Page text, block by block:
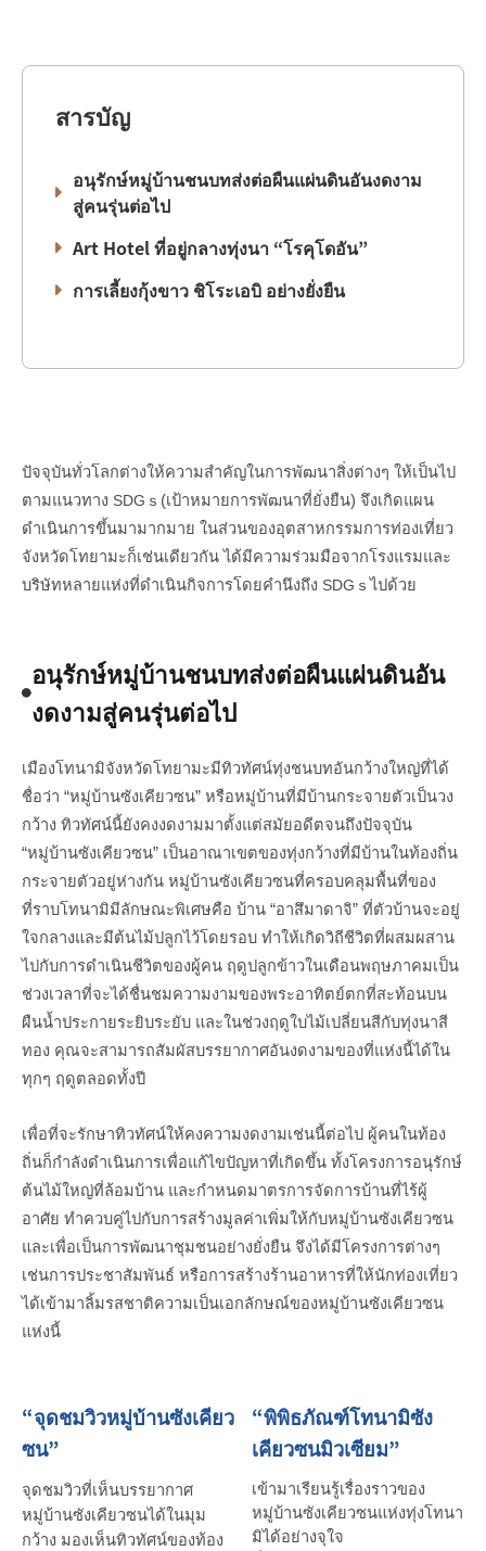
สารบัญ
อนุรักษ์หมู่บ้านชนบทส่งต่อผืนแผ่นดินอันงดงาม
สู่คนรุ่นต่อไป
Art Hotel ที่อยู่กลางทุ่งนา “โรคุโดอัน”
การเลี้ยงกุ้งขาว ชิโระเอบิ อย่างยั่งยืน
ปัจจุบันทั่วโลกต่างให้ความสำคัญในการพัฒนาสิ่งต่างๆ ให้เป็นไป
ตามแนวทาง SDG ｓ (เป้าหมายการพัฒนาที่ยั่งยืน) จึงเกิดแผน
ดำเนินการขึ้นมามากมาย ในส่วนของอุตสาหกรรมการท่องเที่ยว
จังหวัดโทยามะก็เช่นเดียวกัน ได้มีความร่วมมือจากโรงแรมและ
บริษัทหลายแห่งที่ดำเนินกิจการโดยคำนึงถึง SDG ｓ ไปด้วย
อนุรักษ์หมู่บ้านชนบทส่งต่อผืนแผ่นดินอัน
งดงามสู่คนรุ่นต่อไป
เมืองโทนามิจังหวัดโทยามะมีทิวทัศน์ทุ่งชนบทอันกว้างใหญ่ที่ได้
ชื่อว่า “หมู่บ้านซังเคียวซน” หรือหมู่บ้านที่มีบ้านกระจายตัวเป็นวง
กว้าง ทิวทัศน์นี้ยังคงงดงามมาตั้งแต่สมัยอดีตจนถึงปัจจุบัน
“หมู่บ้านซังเคียวซน” เป็นอาณาเขตของทุ่งกว้างที่มีบ้านในท้องถิ่น
กระจายตัวอยู่ห่างกัน หมู่บ้านซังเคียวซนที่ครอบคลุมพื้นที่ของ
ที่ราบโทนามิมีลักษณะพิเศษคือ บ้าน “อาสึมาดาจิ” ที่ตัวบ้านจะอยู่
ใจกลางและมีต้นไม้ปลูกไว้โดยรอบ ทำให้เกิดวิถีชีวิตที่ผสมผสาน
ไปกับการดำเนินชีวิตของผู้คน ฤดูปลูกข้าวในเดือนพฤษภาคมเป็น
ช่วงเวลาที่จะได้ชื่นชมความงามของพระอาทิตย์ตกที่สะท้อนบน
ผืนน้ำประกายระยิบระยับ และในช่วงฤดูใบไม้เปลี่ยนสีกับทุ่งนาสี
ทอง คุณจะสามารถสัมผัสบรรยากาศอันงดงามของที่แห่งนี้ได้ใน
ทุกๆ ฤดูตลอดทั้งปี
เพื่อที่จะรักษาทิวทัศน์ให้คงความงดงามเช่นนี้ต่อไป ผู้คนในท้อง
ถิ่นก็กำลังดำเนินการเพื่อแก้ไขปัญหาที่เกิดขึ้น ทั้งโครงการอนุรักษ์
ต้นไม้ใหญ่ที่ล้อมบ้าน และกำหนดมาตรการจัดการบ้านที่ไร้ผู้
อาศัย ทำควบคู่ไปกับการสร้างมูลค่าเพิ่มให้กับหมู่บ้านซังเคียวซน
และเพื่อเป็นการพัฒนาชุมชนอย่างยั่งยืน จึงได้มีโครงการต่างๆ
เช่นการประชาสัมพันธ์ หรือการสร้างร้านอาหารที่ให้นักท่องเที่ยว
ได้เข้ามาลิ้มรสชาติความเป็นเอกลักษณ์ของหมู่บ้านซังเคียวซน
แห่งนี้
“จุดชมวิวหมู่บ้านซังเคียว
ซน”
จุดชมวิวที่เห็นบรรยากาศ
หมู่บ้านซังเคียวซนได้ในมุม
กว้าง มองเห็นทิวทัศน์ของท้อง
“พิพิธภัณฑ์โทนามิซัง
เคียวซนมิวเซียม”
เข้ามาเรียนรู้เรื่องราวของ
หมู่บ้านซังเคียวซนแห่งทุ่งโทนา
มิได้อย่างจุใจ